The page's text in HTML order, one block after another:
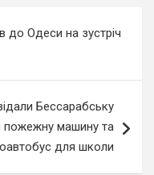
до Одеси на зустріч
Бессарабську
пожежну машину та
для школи